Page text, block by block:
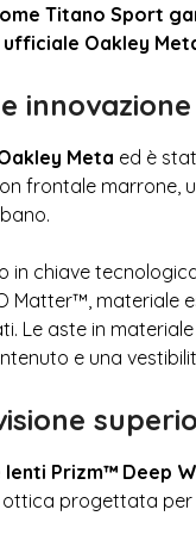
Titano Sport
Oakley
innovazione
Meta ed è
frontale marrone,
in chiave
Matter™, materiale
Le aste in
e una
lenti Prizm™ Deep
progettata